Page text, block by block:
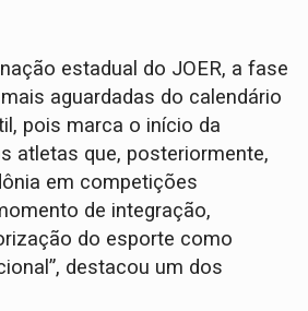
estadual do JOER, a fase
aguardadas do calendário
pois marca o início da
atletas que, posteriormente,
em competições
de integração,
do esporte como
destacou um dos